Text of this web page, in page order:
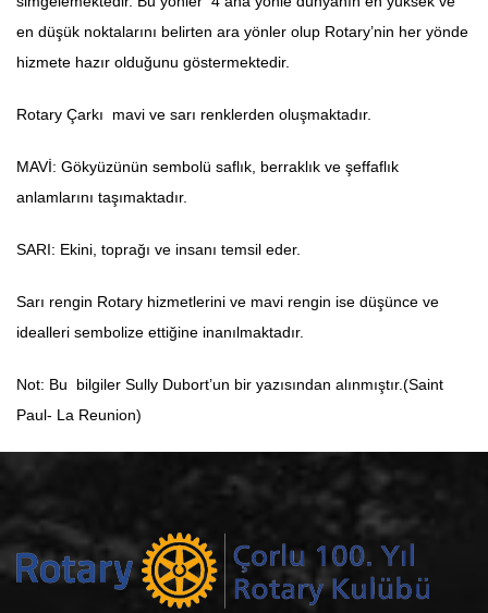
en düşük noktalarını belirten ara yönler olup Rotary’nin her yönde
hizmete hazır olduğunu göstermektedir.
Rotary Çarkı mavi ve sarı renklerden oluşmaktadır.
MAVİ: Gökyüzünün sembolü saflık, berraklık ve şeffaflık
anlamlarını taşımaktadır.
SARI: Ekini, toprağı ve insanı temsil eder.
Sarı rengin Rotary hizmetlerini ve mavi rengin ise düşünce ve
idealleri sembolize ettiğine inanılmaktadır.
Not: Bu bilgiler Sully Dubort’un bir yazısından alınmıştır.(Saint
Paul- La Reunion)